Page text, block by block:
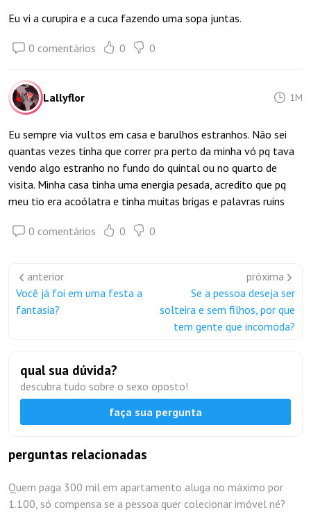
Eu vi a curupira e a cuca fazendo uma sopa juntas.
0 comentários 0 0
Lallyflor 1M
Eu sempre via vultos em casa e barulhos estranhos. Não sei
quantas vezes tinha que correr pra perto da minha vó pq tava
vendo algo estranho no fundo do quintal ou no quarto de
visita. Minha casa tinha uma energia pesada, acredito que pq
meu tio era acoólatra e tinha muitas brigas e palavras ruins
0 comentários 0 0
anterior
Você já foi em uma festa a
fantasia?
próxima
Se a pessoa deseja ser
solteira e sem filhos, por que
tem gente que incomoda?
qual sua dúvida?
descubra tudo sobre o sexo oposto!
faça sua pergunta
perguntas relacionadas
Quem paga 300 mil em apartamento aluga no máximo por
1.100, só compensa se a pessoa quer colecionar imóvel né?